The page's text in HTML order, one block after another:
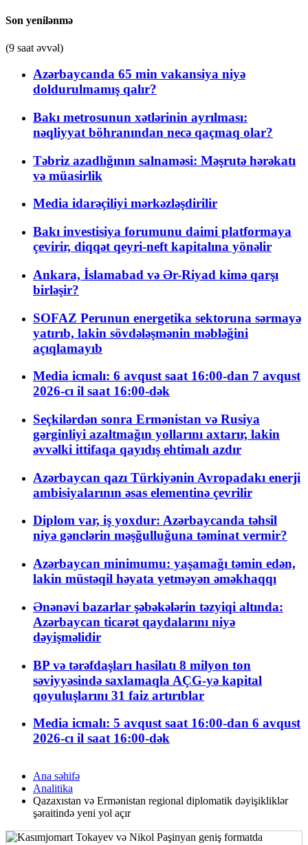
Son yenilənmə
(9 saat əvvəl)
Azərbaycanda 65 min vakansiya niyə
doldurulmamış qalır?
Bakı metrosunun xətlərinin ayrılması:
nəqliyyat böhranından necə qaçmaq olar?
Təbriz azadlığının salnaməsi: Məşrutə hərəkatı
və müasirlik
Media idarəçiliyi mərkəzləşdirilir
Bakı investisiya forumunu daimi platformaya
çevirir, diqqət qeyri-neft kapitalına yönəlir
Ankara, İslamabad və Ər-Riyad kimə qarşı
birləşir?
SOFAZ Perunun energetika sektoruna sərmayə
yatırıb, lakin sövdələşmənin məbləğini
açıqlamayıb
Media icmalı: 6 avqust saat 16:00-dan 7 avqust
2026-cı il saat 16:00-dək
Seçkilərdən sonra Ermənistan və Rusiya
gərginliyi azaltmağın yollarını axtarır, lakin
əvvəlki ittifaqa qayıdış ehtimalı azdır
Azərbaycan qazı Türkiyənin Avropadakı enerji
ambisiyalarının əsas elementinə çevrilir
Diplom var, iş yoxdur: Azərbaycanda təhsil
niyə gənclərin məşğulluğuna təminat vermir?
Azərbaycan minimumu: yaşamağı təmin edən,
lakin müstəqil həyata yetməyən əməkhaqqı
Ənənəvi bazarlar şəbəkələrin təzyiqi altında:
Azərbaycan ticarət qaydalarını niyə
dəyişməlidir
BP və tərəfdaşları hasilatı 8 milyon ton
səviyyəsində saxlamaqla AÇG-yə kapital
qoyuluşlarını 31 faiz artırıblar
Media icmalı: 5 avqust saat 16:00-dan 6 avqust
2026-cı il saat 16:00-dək
Ana səhifə
Analitika
Qazaxıstan və Ermənistan regional diplomatik dəyişikliklər
şəraitində yeni yol açır